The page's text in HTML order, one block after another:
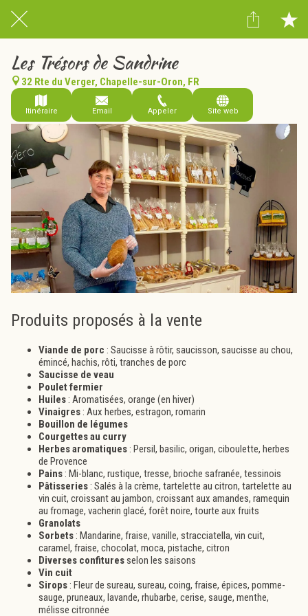
Les Trésors de Sandrine
32 Rte du Verger, Chapelle-sur-Oron, FR
Itinéraire Email Appeler Site web
Produits proposés à la vente
Viande de porc : Saucisse à rôtir, saucisson, saucisse au chou,
émincé, hachis, rôti, tranches de porc
Saucisse de veau
Poulet fermier
Huiles : Aromatisées, orange (en hiver)
Vinaigres : Aux herbes, estragon, romarin
Bouillon de légumes
Courgettes au curry
Herbes aromatiques : Persil, basilic, origan, ciboulette, herbes
de Provence
Pains : Mi-blanc, rustique, tresse, brioche safranée, tessinois
Pâtisseries : Salés à la crème, tartelette au citron, tartelette au
vin cuit, croissant au jambon, croissant aux amandes, ramequin
au fromage, vacherin glacé, forêt noire, tourte aux fruits
Granolats
Sorbets : Mandarine, fraise, vanille, stracciatella, vin cuit,
caramel, fraise, chocolat, moca, pistache, citron
Diverses confituresselon les saisons
Vin cuit
Sirops : Fleur de sureau, sureau, coing, fraise, épices, pomme-
sauge, pruneaux, lavande, rhubarbe, cerise, sauge, menthe,
mélisse citronnée